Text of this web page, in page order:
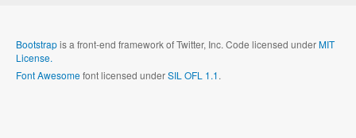
Bootstrapis a front-end framework of Twitter, Inc. Code licensed underMIT
License.
Font Awesomefont licensed underSIL OFL 1.1.